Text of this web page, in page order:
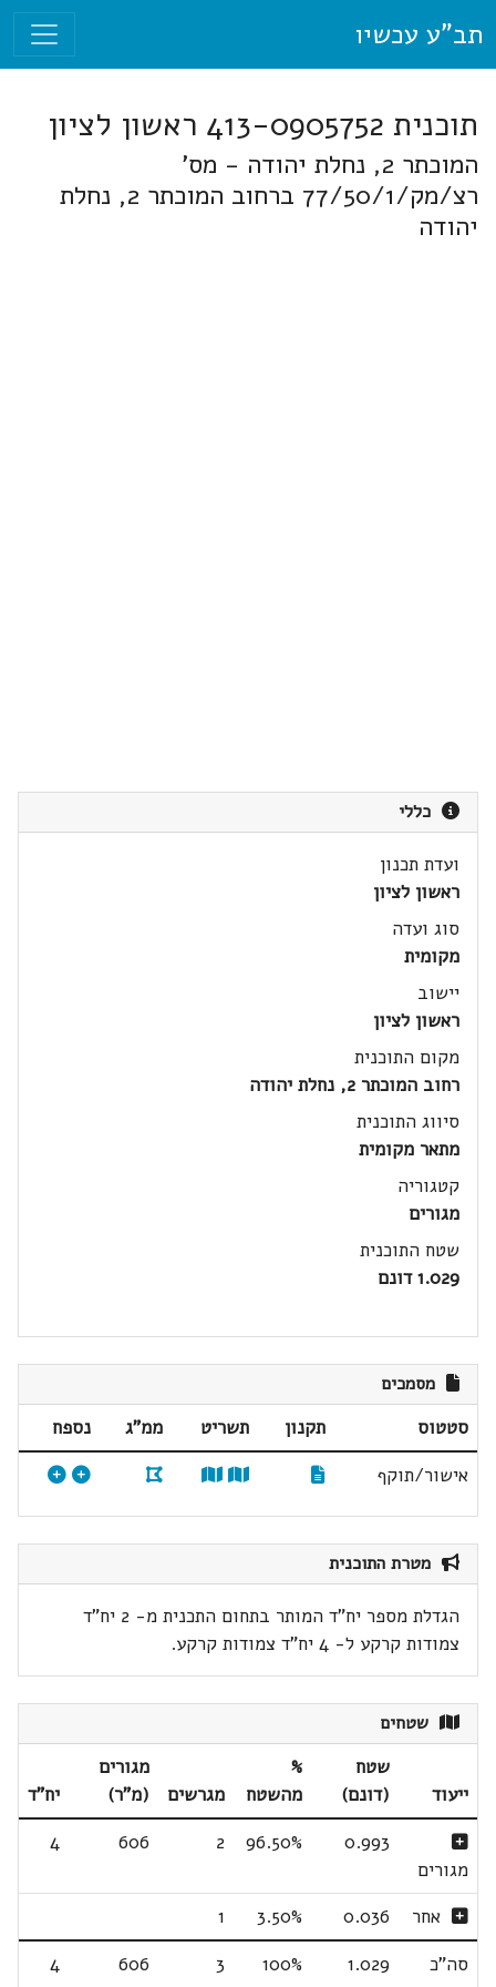
תב"ע עכשיו
תוכנית 413-0905752 ראשון לציון
המוכתר 2, נחלת יהודה - מס'
רצ/מק/77/50/1 ברחוב המוכתר 2, נחלת
יהודה
כללי
ועדת תכנון
ראשון לציון
סוג ועדה
מקומית
יישוב
ראשון לציון
מקום התוכנית
רחוב המוכתר 2, נחלת יהודה
סיווג התוכנית
מתאר מקומית
קטגוריה
מגורים
שטח התוכנית
1.029 דונם
מסמכים
סטטוס תקנון תשריט ממ"ג
נספח
אישור/תוקף
מטרת התוכנית
הגדלת מספר יח"ד המותר בתחום התכנית מ- 2 יח"ד
צמודות קרקע ל- 4 יח"ד צמודות קרקע.
שטחים
ייעוד
שטח
(דונם)
%
מהשטח
מגרשים
מגורים
(מ"ר)
יח"ד
מגורים
0.993
96.50%
2
606
4
אחר 0.036
3.50%
1
סה"כ
1.029
100%
3
606
4